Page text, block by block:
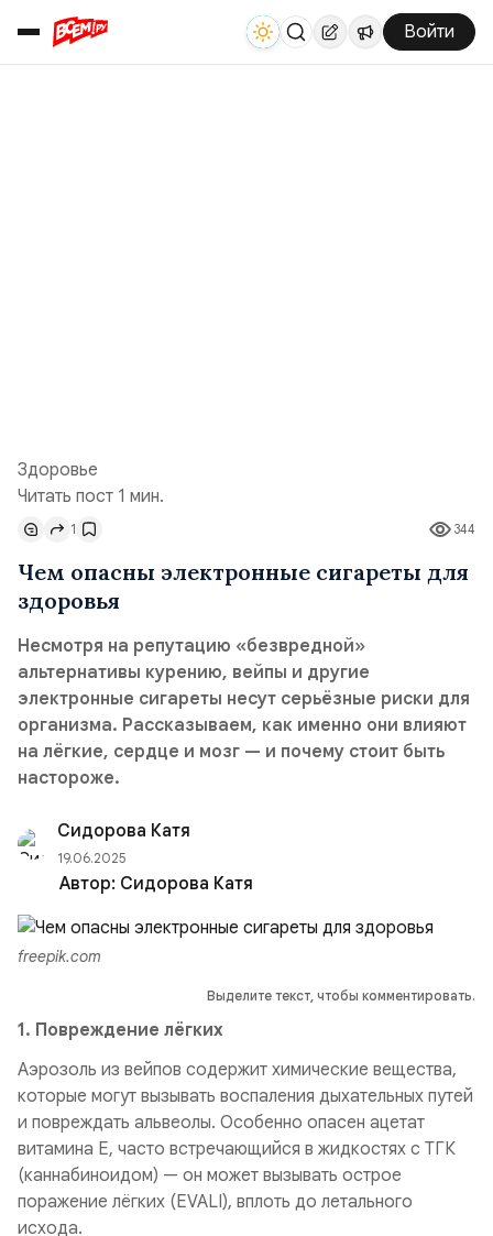
Войти
Здоровье
Читать пост 1 мин.
344
1
Чем опасны электронные сигареты для
здоровья
Несмотря на репутацию «безвредной»
альтернативы курению, вейпы и другие
электронные сигареты несут серьёзные риски для
организма. Рассказываем, как именно они влияют
на лёгкие, сердце и мозг — и почему стоит быть
настороже.
Сидорова Катя
19.06.2025
Автор: Сидорова Катя
freepik.com
Выделите текст, чтобы комментировать.
1. Повреждение лёгких
Аэрозоль из вейпов содержит химические вещества,
которые могут вызывать воспаления дыхательных путей
и повреждать альвеолы. Особенно опасен ацетат
витамина Е, часто встречающийся в жидкостях с ТГК
(каннабиноидом) — он может вызывать острое
поражение лёгких (EVALI), вплоть до летального
исхода.